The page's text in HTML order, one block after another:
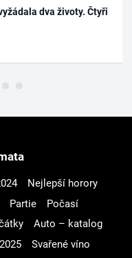
dva životy. Čtyři
Nejlepší horory
Partie
Počasí
Auto – katalog
Svařené víno